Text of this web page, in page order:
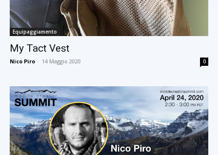
Equipaggiamento
My Tact Vest
Nico Piro - 14 Maggio 2020 0